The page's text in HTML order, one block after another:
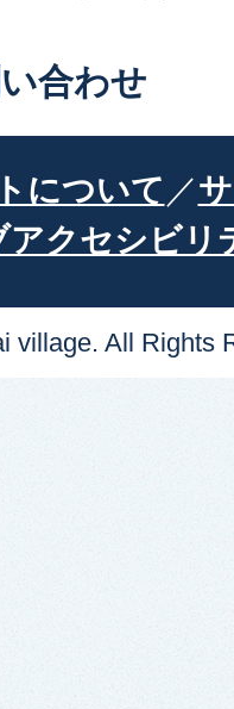
合わせ
について
アクセシビリ
village. All Rights